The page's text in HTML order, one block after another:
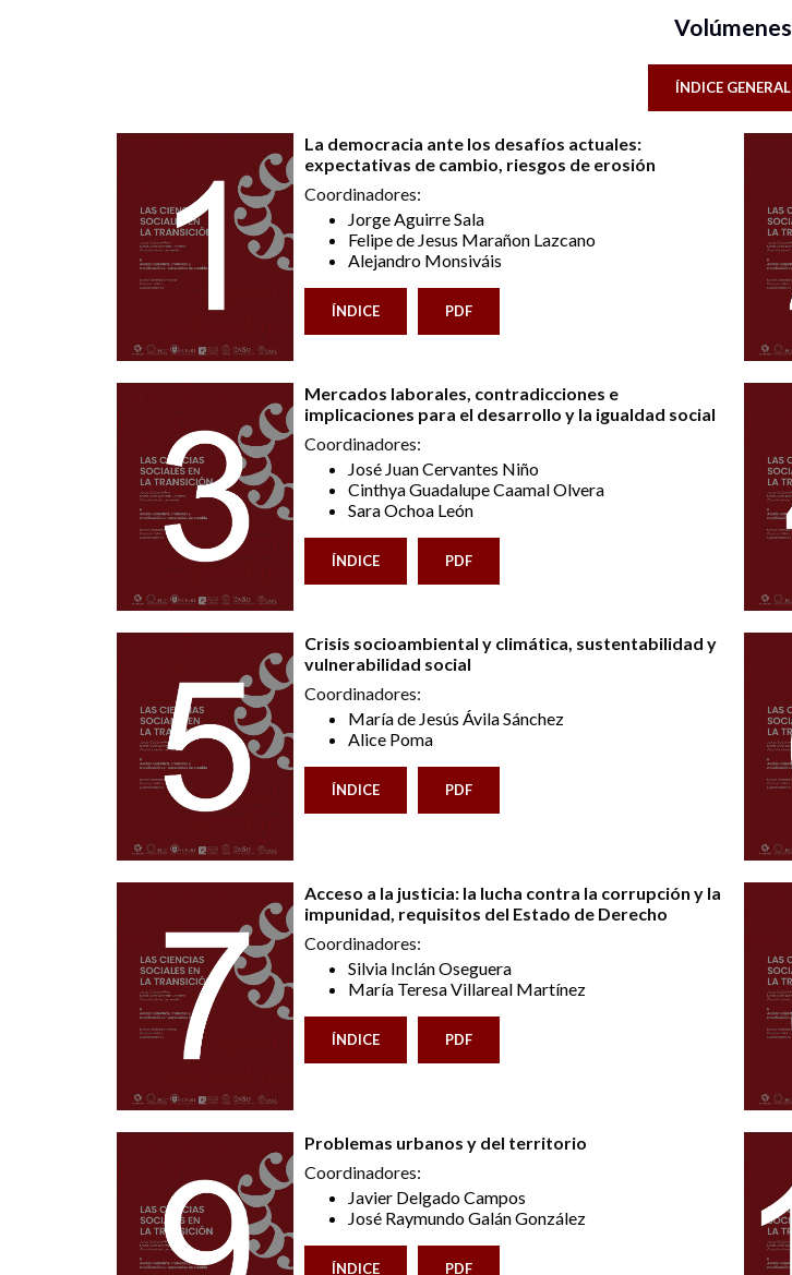
Volúmenes
ÍNDICE GENERAL
La democracia ante los desafíos actuales:
expectativas de cambio, riesgos de erosión
Coordinadores:
Jorge Aguirre Sala
Felipe de Jesus Marañon Lazcano
Alejandro Monsiváis
ÍNDICE PDF
Mercados laborales, contradicciones e
implicaciones para el desarrollo y la igualdad social
Coordinadores:
José Juan Cervantes Niño
Cinthya Guadalupe Caamal Olvera
Sara Ochoa León
ÍNDICE PDF
Crisis socioambiental y climática, sustentabilidad y
vulnerabilidad social
Coordinadores:
María de Jesús Ávila Sánchez
Alice Poma
ÍNDICE PDF
Acceso a la justicia: la lucha contra la corrupción y la
impunidad, requisitos del Estado de Derecho
Coordinadores:
Silvia Inclán Oseguera
María Teresa Villareal Martínez
ÍNDICE PDF
Problemas urbanos y del territorio
Coordinadores:
Javier Delgado Campos
José Raymundo Galán González
ÍNDICE PDF